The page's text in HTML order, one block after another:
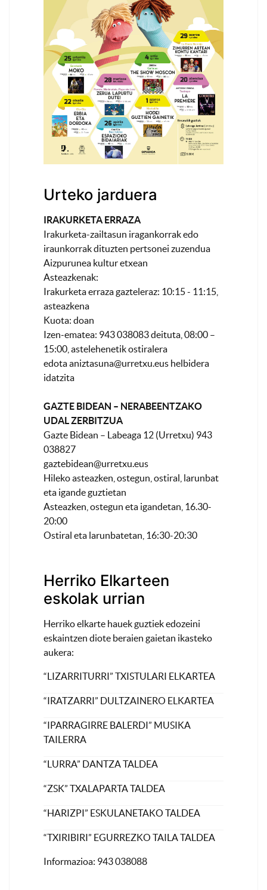
Urteko jarduera
IRAKURKETA ERRAZA
Irakurketa-zailtasun iragankorrak edo
iraunkorrak dituzten pertsonei zuzendua
Aizpurunea kultur etxean
Asteazkenak:
Irakurketa erraza gazteleraz: 10:15 - 11:15,
asteazkena
Kuota: doan
Izen-ematea: 943 038083 deituta, 08:00 –
15:00, astelehenetik ostiralera
edotaaniztasuna@urretxu.eus helbidera
idatzita
GAZTE BIDEAN – NERABEENTZAKO
UDAL ZERBITZUA
Gazte Bidean – Labeaga 12 (Urretxu) 943
038827
gaztebidean@urretxu.eus
Hileko asteazken, ostegun, ostiral, larunbat
eta igande guztietan
Asteazken, ostegun eta igandetan, 16.30-
20:00
Ostiral eta larunbatetan, 16:30-20:30
Herriko Elkarteen
eskolak urrian
Herriko elkarte hauek guztiek edozeini
eskaintzen diote beraien gaietan ikasteko
aukera:
“LIZARRITURRI” TXISTULARI ELKARTEA
“IRATZARRI” DULTZAINERO ELKARTEA
“IPARRAGIRRE BALERDI” MUSIKA
TAILERRA
“LURRA” DANTZA TALDEA
“ZSK” TXALAPARTA TALDEA
“HARIZPI” ESKULANETAKO TALDEA
“TXIRIBIRI” EGURREZKO TAILA TALDEA
Informazioa: 943 038088